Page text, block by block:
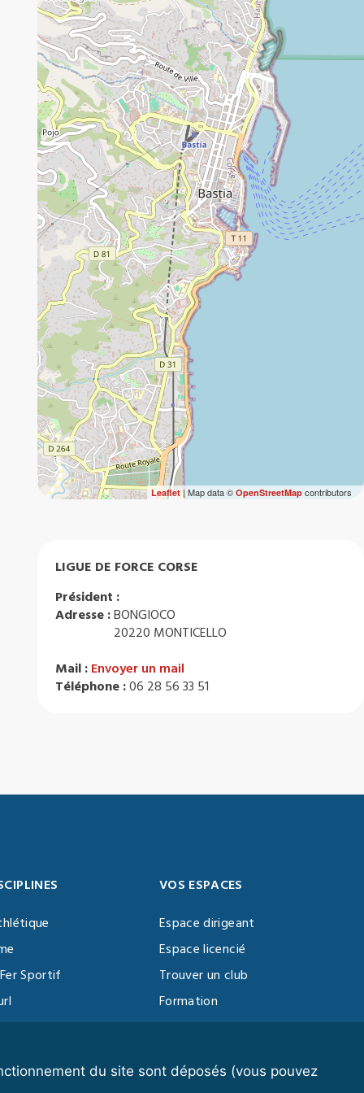
du site sont déposés (vous pouvez
Leaflet| Map data © OpenStreetMapcontributors
LIGUE DE FORCE CORSE
Président :
Adresse :BONGIOCO
20220 MONTICELLO
Mail : Envoyer un mail
Téléphone :06 28 56 33 51
Sportif
Training
VOS ESPACES
Espace dirigeant
Espace licencié
Trouver un club
Formation